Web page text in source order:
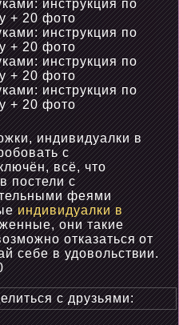
индивидуалки в
с
всё, что
постели с
феями
индивидуалки в
они такие
отказаться от
себе в удовольствии.
с друзьями: